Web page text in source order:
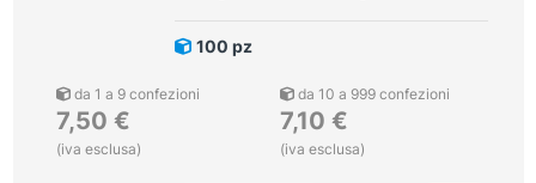
zona
100 pz
da 1 a 9 confezioni
7,50 €
(iva esclusa)
da 10 a 999 confezioni
7,10 €
(iva esclusa)